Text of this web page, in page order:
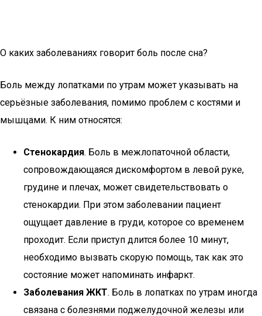
О каких заболеваниях говорит боль после сна?
Боль между лопатками по утрам может указывать на
серьёзные заболевания, помимо проблем с костями и
мышцами. К ним относятся:
Стенокардия. Боль в межлопаточной области,
сопровождающаяся дискомфортом в левой руке,
грудине и плечах, может свидетельствовать о
стенокардии. При этом заболевании пациент
ощущает давление в груди, которое со временем
проходит. Если приступ длится более 10 минут,
необходимо вызвать скорую помощь, так как это
состояние может напоминать инфаркт.
Заболевания ЖКТ. Боль в лопатках по утрам иногда
связана с болезнями поджелудочной железы или